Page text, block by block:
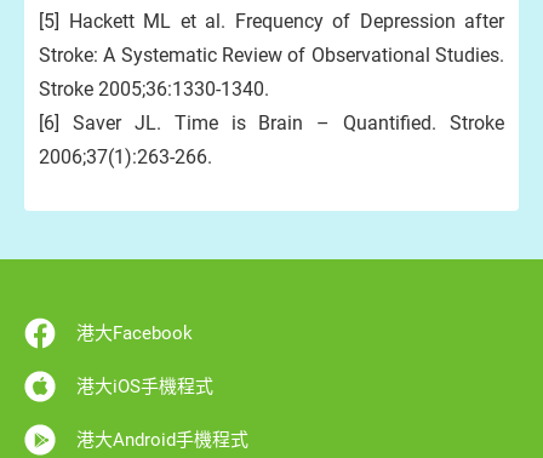
[5] Hackett ML et al. Frequency of Depression after
Stroke: A Systematic Review of Observational Studies.
Stroke 2005;36:1330-1340.
[6] Saver JL. Time is Brain – Quantified. Stroke
2006;37(1):263-266.
港大Facebook
港大iOS手機程式
港大Android手機程式